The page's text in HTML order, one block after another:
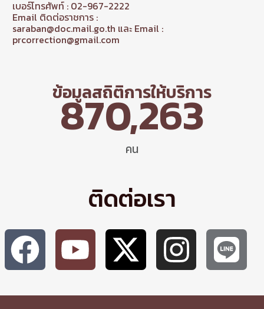
เบอร์โทรศัพท์ : 02-967-2222
Email ติดต่อราชการ :
saraban@doc.mail.go.th และ Email :
prcorrection@gmail.com
ข้อมูลสถิติการให้บริการ
คน
870,263
ติดต่อเรา